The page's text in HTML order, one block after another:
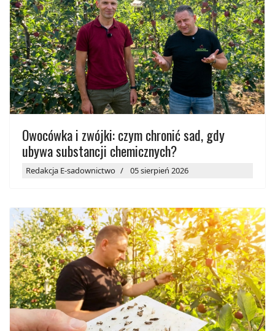
Owocówka i zwójki: czym chronić sad, gdy
ubywa substancji chemicznych?
Redakcja E-sadownictwo 05 sierpień 2026